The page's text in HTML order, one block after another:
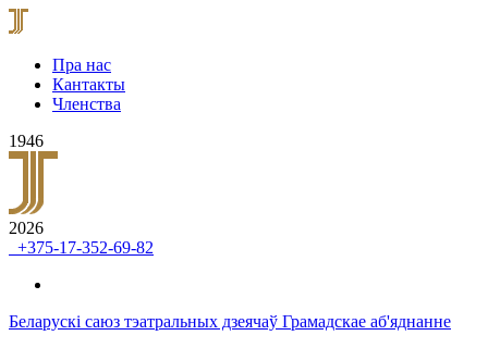
Пра нас
Кантакты
Членства
1946
2026
+375-17-352-69-82
Беларускі саюз тэатральных дзеячаў Грамадскае аб'яднанне